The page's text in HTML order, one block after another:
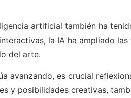
artificial también ha
la IA ha ampliado
del arte.
avanzando, es crucial
y posibilidades creativas,